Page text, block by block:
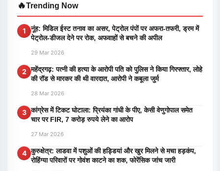
🔥Trending Now
1
नूंह: मिडिल ईस्ट तनाव का असर, पेट्रोल पंपों पर अफरा-तफरी, ड्रम में
पेट्रोल-डीजल देने पर रोक, अफवाहों से बचने की अपील
29 Mar 2026
2
महेंद्रगढ़: पत्नी की हत्या के आरोपी पति को पुलिस ने किया गिरफ्तार, लोहे
की रॉड से मारकर की थी वारदात, आरोपी ने कबूला जुर्म
28 Mar 2026
3 कांग्रेस में टिकट घोटाला: प्रियंका गांधी के पीए, केसी वेणुगोपाल समेत
चार पर FIR, 7 करोड़ रुपये लेने का आरोप
27 Mar 2026
4 कुरुक्षेत्र: लाडवा में पशुओं की हड्डियां और खुर मिलने से मचा हड़कंप,
रोहिंग्या परिवारों पर गोवंश काटने का शक, फोरेंसिक जांच जारी